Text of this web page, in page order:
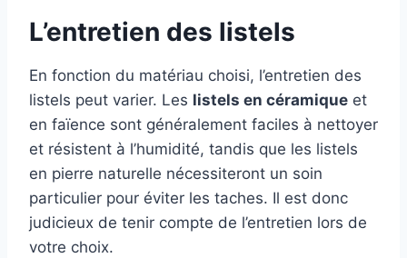
L’entretien des listels
En fonction du matériau choisi, l’entretien des
listels peut varier. Les listels en céramique et
en faïence sont généralement faciles à nettoyer
et résistent à l’humidité, tandis que les listels
en pierre naturelle nécessiteront un soin
particulier pour éviter les taches. Il est donc
judicieux de tenir compte de l’entretien lors de
votre choix.